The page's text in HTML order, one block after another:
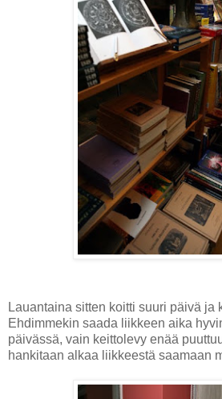
Lauantaina sitten koitti suuri päivä ja
Ehdimmekin saada liikkeen aika
päivässä, vain keittolevy enää
hankitaan alkaa liikkeestä saamaan